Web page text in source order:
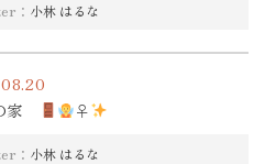
： 小林 はるな
家
‍♀
： 小林 はるな